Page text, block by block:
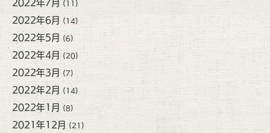
2022年7月 (11)
2022年6月 (14)
2022年5月 (6)
2022年4月 (20)
2022年3月 (7)
2022年2月 (14)
2022年1月 (8)
2021年12月 (21)